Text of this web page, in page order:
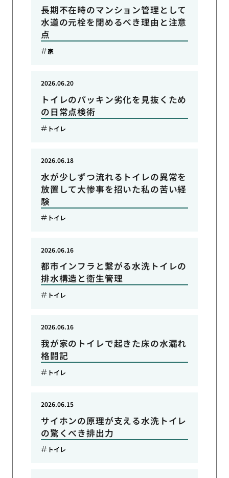
長期不在時のマンション管理として
水道の元栓を閉めるべき理由と注意
点
家
トイレのパッキン劣化を見抜くため
の日常点検術
2026.06.20
トイレ
水が少しずつ流れるトイレの異常を
放置して大惨事を招いた私の苦い経
験
2026.06.18
トイレ
都市インフラと繋がる水洗トイレの
排水構造と衛生管理
2026.06.16
トイレ
我が家のトイレで起きた床の水漏れ
格闘記
2026.06.16
トイレ
サイホンの原理が支える水洗トイレ
の驚くべき排出力
2026.06.15
トイレ